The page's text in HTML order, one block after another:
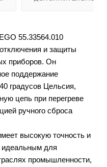
55.33564.010
и защиты
приборов. Он
поддержание
градусов Цельсия,
цепь при перегреве
ручного сброса
высокую точность и
идеальным для
промышленности,